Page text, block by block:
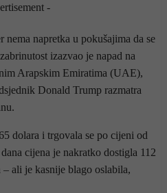
-
nema napretka u pokušajima da se
izazvao je napad na
Arapskim Emiratima (UAE),
Donald Trump razmatra
dolara i trgovala se po cijeni od
cijena je nakratko dostigla 112
ali je kasnije blago oslabila,